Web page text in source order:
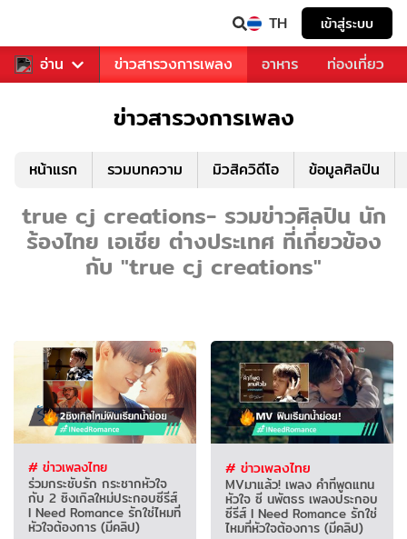
TH เข้าสู่ระบบ
อ่าน
ข่าวบันเทิง ข่าวสารวงการเพลง อาหาร ท่องเที่ยว
ข่าวสารวงการเพลง
หน้าแรก รวมบทความ มิวสิควิดีโอ ข้อมูลศิลปิน
true cj creations- รวมข่าวศิลปิน นัก
ร้องไทย เอเชีย ต่างประเทศ ที่เกี่ยวข้อง
กับ "true cj creations"
# ข่าวเพลงไทย
ร่วมกระชับรัก กระชากหัวใจ
กับ 2 ซิงเกิลใหม่ประกอบซีรีส์
I Need Romance รักใช่ไหมที่
หัวใจต้องการ (มีคลิป)
# ข่าวเพลงไทย
MVมาแล้ว! เพลง คำที่พูดแทน
หัวใจ ซี นพัตธร เพลงประกอบ
ซีรีส์ I Need Romance รักใช่
ไหมที่หัวใจต้องการ (มีคลิป)